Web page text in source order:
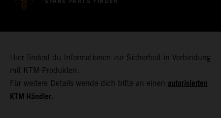
Hier findest du Informationen zur Sicherheit in Verbindung
mit KTM-Produkten.
Für weitere Details wende dich bitte an einen autorisierten
KTM Händler.